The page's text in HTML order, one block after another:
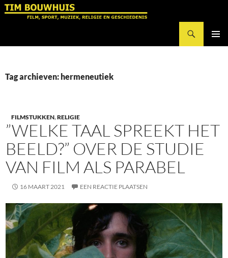
Ga
Tag archieven: hermeneutiek
FILMSTUKKEN,RELIGIE
”WELKE TAAL SPREEKT HET
BEELD?” OVER DE STUDIE
VAN FILM ALS PARABEL
16 MAART 2021 EEN REACTIE PLAATSEN